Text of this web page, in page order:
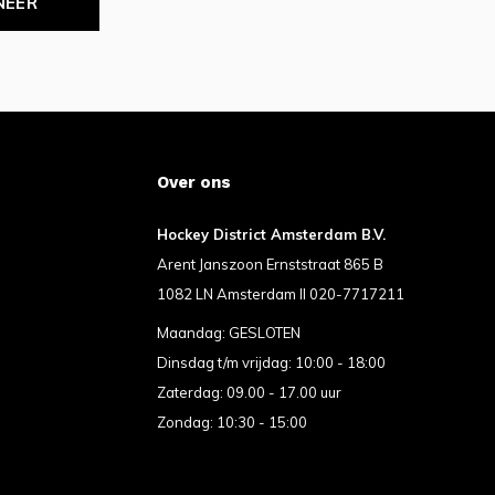
Over ons
Hockey District Amsterdam B.V.
Arent Janszoon Ernststraat 865 B
1082 LN Amsterdam II 020-7717211
Maandag: GESLOTEN
Dinsdag t/m vrijdag: 10:00 - 18:00
Zaterdag: 09.00 - 17.00 uur
Zondag: 10:30 - 15:00